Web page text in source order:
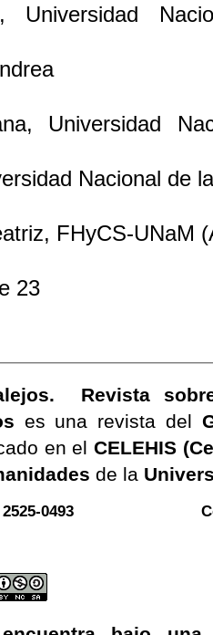
Universidad
, Universidad
Nacional de
, FHyCS-UNaM
23
Revista
es una revista del
en el CELEHIS
de la
2525-0493 C